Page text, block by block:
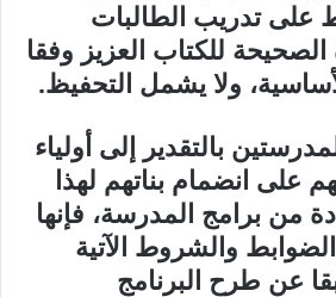
على تدريب الطالبات
الصحيحة للكتاب العزيز وفقا
ولا يشمل التحفيظ.
بالتقدير إلى أولياء
على انضمام بناتهم لهذا
من برامج المدرسة، فإنها
والشروط الآتية
عن طرح البرنامج